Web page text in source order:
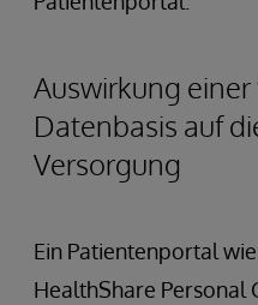
Auswirkung
Datenbasis auf
Versorgung
Ein Patientenportal
HealthShare Personal